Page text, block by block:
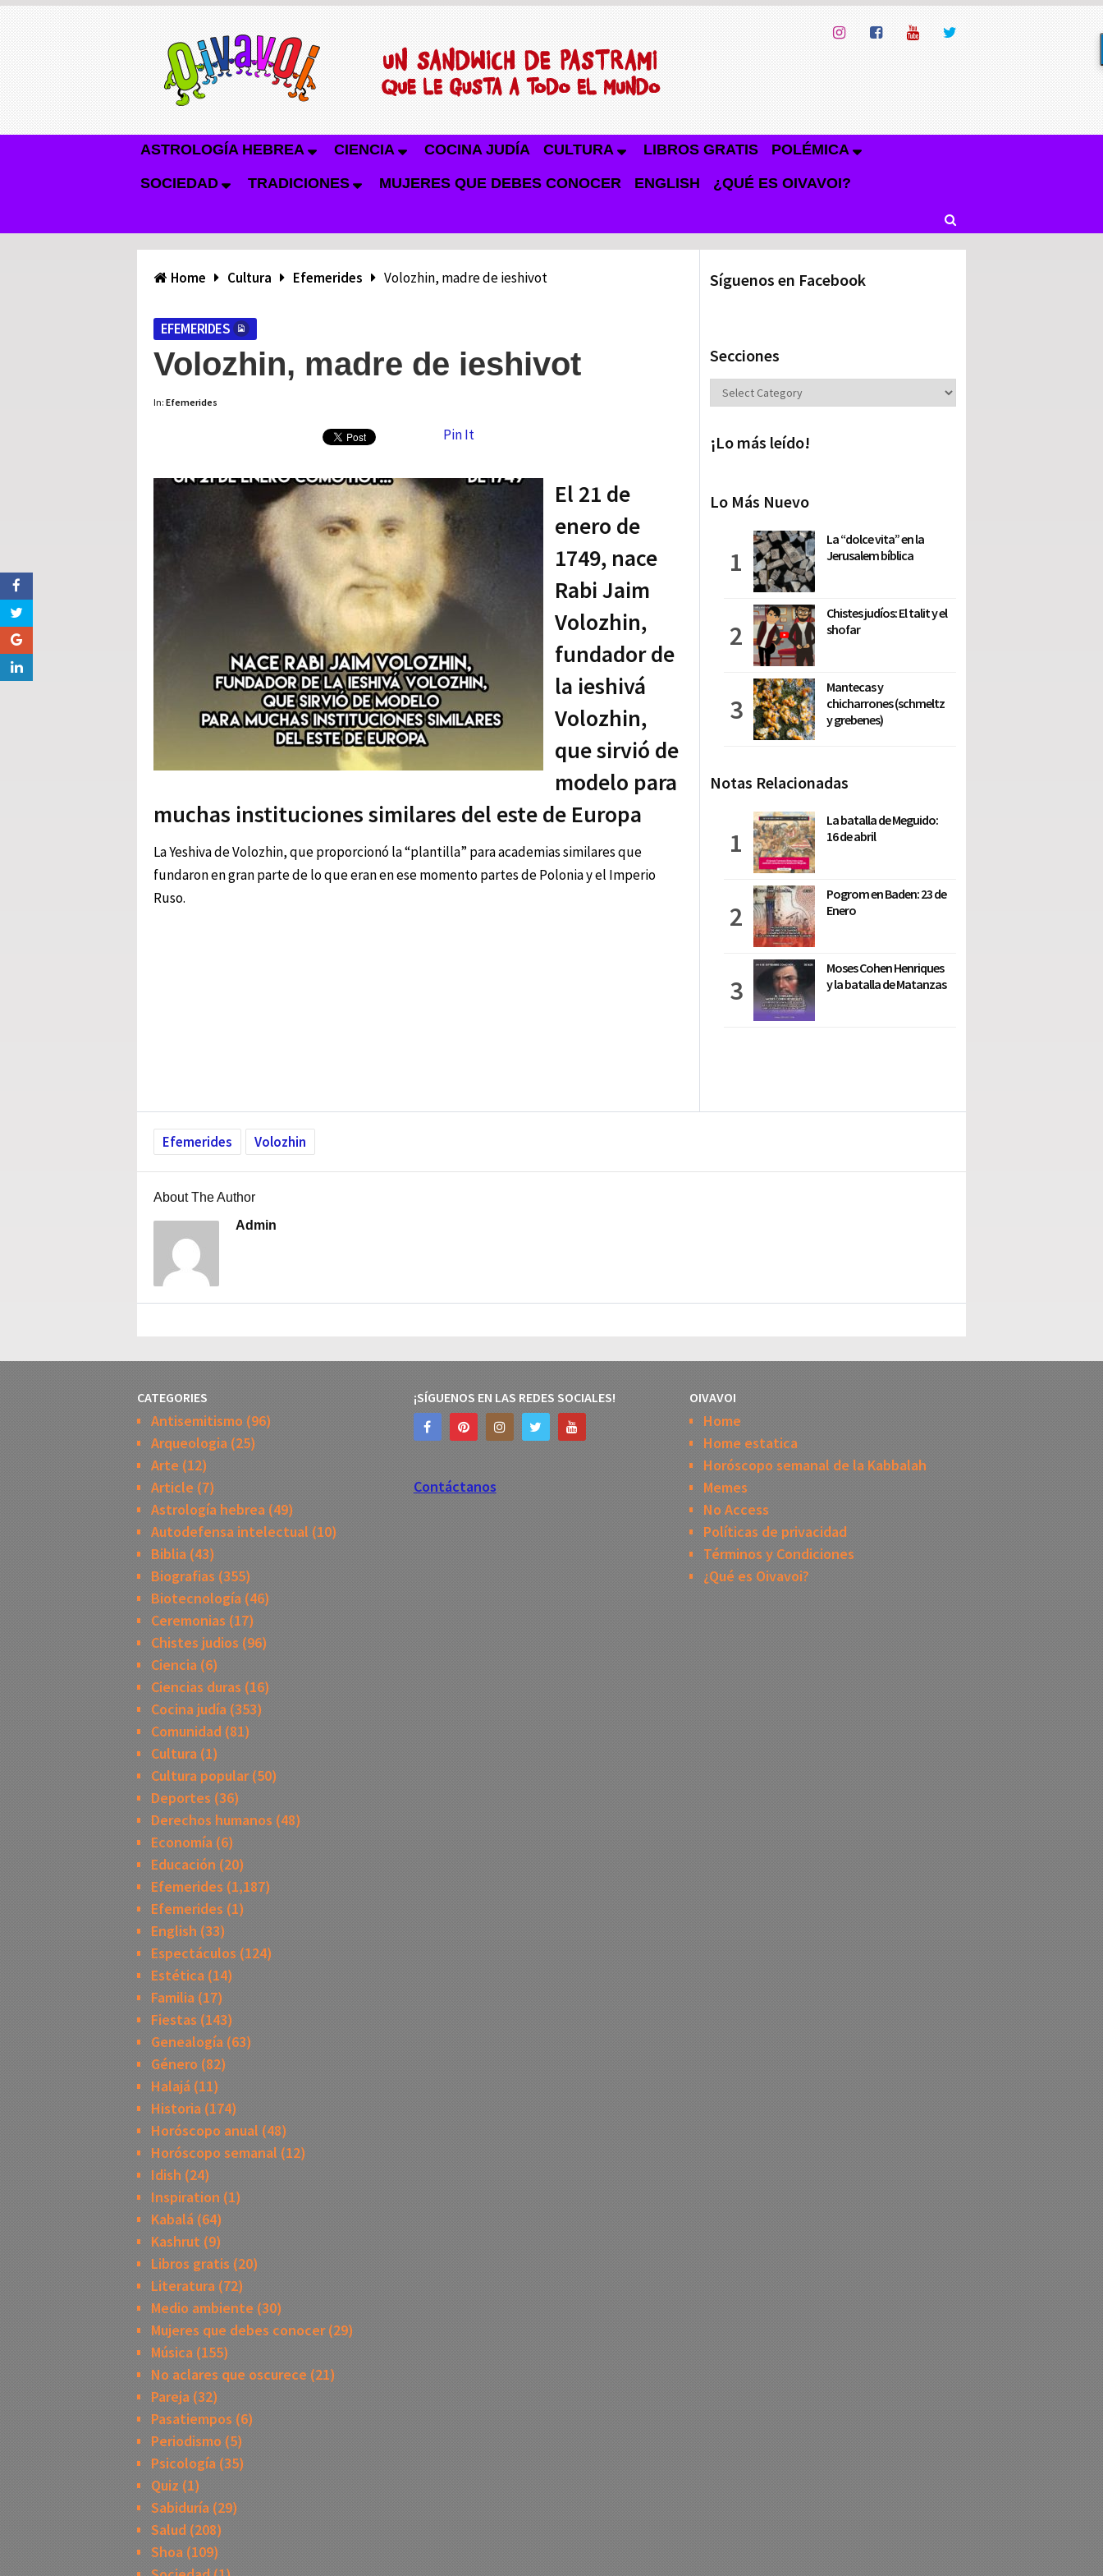
ASTROLOGÍA HEBREA CIENCIA COCINA JUDÍA CULTURA LIBROS GRATIS POLÉMICA
SOCIEDAD TRADICIONES MUJERES QUE DEBES CONOCER ENGLISH ¿QUÉ ES OIVAVOI?
Home Cultura Efemerides Volozhin, madre de ieshivot
EFEMERIDES
Volozhin, madre de ieshivot
In: Efemerides
Pin It
El 21 de
enero de
1749, nace
Rabi Jaim
Volozhin,
fundador de
la ieshivá
Volozhin,
que sirvió de
modelo para
muchas instituciones similares del este de Europa
La Yeshiva de Volozhin, que proporcionó la “plantilla” para academias similares que
fundaron en gran parte de lo que eran en ese momento partes de Polonia y el Imperio
Ruso.
Síguenos en Facebook
Secciones
Secciones
¡Lo más leído!
Lo Más Nuevo
La “dolce vita” en la
Jerusalem bíblica
Chistes judíos: El talit y el
shofar
Mantecas y
chicharrones (schmeltz
y grebenes)
Notas Relacionadas
La batalla de Meguido:
16 de abril
Pogrom en Baden: 23 de
Enero
Moses Cohen Henriques
y la batalla de Matanzas
Efemerides Volozhin
About The Author
Admin
CATEGORIES
Antisemitismo (96)
Arqueologia (25)
Arte (12)
Article (7)
Astrología hebrea (49)
Autodefensa intelectual (10)
Biblia (43)
Biografias (355)
Biotecnología (46)
Ceremonias (17)
Chistes judios (96)
Ciencia (6)
Ciencias duras (16)
Cocina judía (353)
Comunidad (81)
Cultura (1)
Cultura popular(50)
Deportes (36)
Derechos humanos (48)
Economía (6)
Educación (20)
Efemerides (1,187)
Efemerides (1)
English (33)
Espectáculos (124)
Estética (14)
Familia (17)
Fiestas (143)
Genealogía (63)
Género (82)
Halajá (11)
Historia (174)
Horóscopo anual (48)
Horóscopo semanal (12)
Idish (24)
Inspiration (1)
Kabalá (64)
Kashrut (9)
Libros gratis (20)
Literatura (72)
Medio ambiente (30)
Mujeres que debes conocer(29)
Música (155)
No aclares que oscurece (21)
Pareja (32)
Pasatiempos (6)
Periodismo (5)
Psicología (35)
Quiz (1)
Sabiduría (29)
Salud (208)
Shoa (109)
¡SÍGUENOS EN LAS REDES SOCIALES!
Contáctanos
OIVAVOI
Home
Home estatica
Horóscopo semanal de la Kabbalah
Memes
No Access
Políticas de privacidad
Términos y Condiciones
¿Qué es Oivavoi?